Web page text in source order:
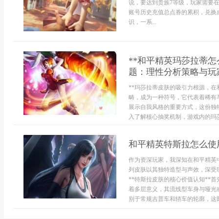
说，要达到贵族7等级，玩家需要
账号历史充值总点券的累积，兑
识，一系...
**和平精英玛莎拉蒂
题：理性分析策略与
**玛莎拉蒂皮肤的吸引力根源，在
畴，成为一种符号，它代表着稀
展示自我风格的重要方式，这份
入了解核心抽奖机制，游戏内的
和平精英特斯拉怎么
作为资深玩家，我深知在和平精
列皮肤以其独特造型与声效，深
**特斯拉皮肤的核心价值认知**首
着多层意义，其流线型车身与哑
别于常规吉普车和轿车的轮廓，这